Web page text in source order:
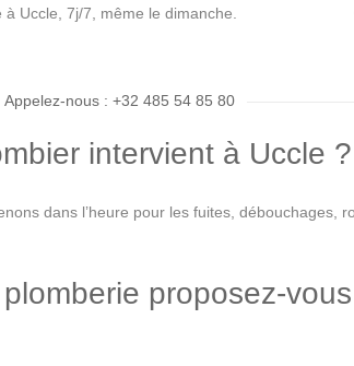
à Uccle, 7j/7, même le dimanche.
Appelez-nous : +32 485 54 85 80
intervient à Uccle ?
dans l’heure pour les fuites, débouchages,
proposez-